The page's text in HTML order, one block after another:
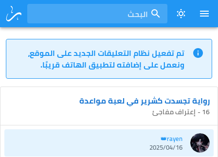
البحث
تم تفعيل نظام التعليقات الجديد على الموقع،
ونعمل على إضافته لتطبيق الهاتف قريبًا.
رواية تجسدت كشرير في لعبة مواعدة
16 - إعتراف مفاجئ
rayen👑
2025/04/16